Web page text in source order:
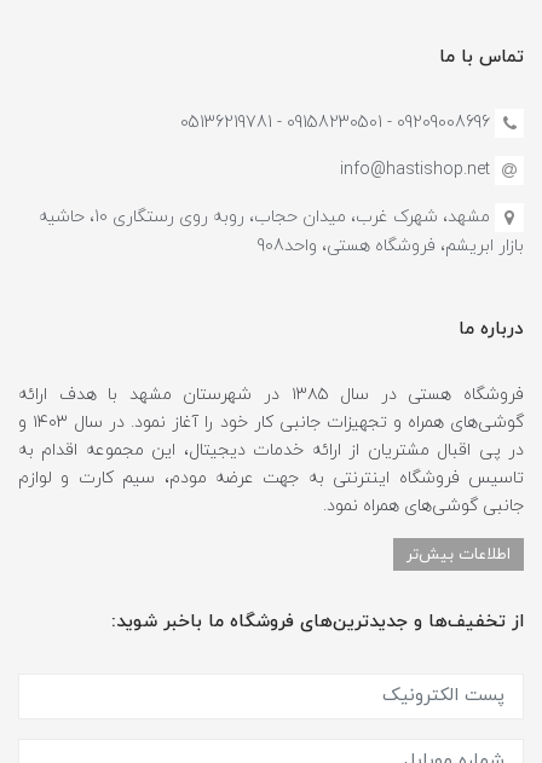
تماس با ما
09209008696 - 09158230501 - 05136219781
info@hastishop.net
مشهد، شهرک غرب، میدان حجاب، روبه روی رستگاری 10، حاشیه
بازار ابریشم، فروشگاه هستی، واحد908
درباره ما
فروشگاه هستی در سال ۱۳۸۵ در شهرستان مشهد با هدف ارائه
گوشی‌های همراه و تجهیزات جانبی کار خود را آغاز نمود. در سال ۱۴۰۳ و
در پی اقبال مشتریان از ارائه خدمات دیجیتال، این مجموعه اقدام به
تاسیس فروشگاه اینترنتی به جهت عرضه مودم، سیم کارت و لوازم
جانبی گوشی‌های همراه نمود.
اطلاعات بیش‌تر
از تخفیف‌ها و جدیدترین‌های فروشگاه ما باخبر شوید: